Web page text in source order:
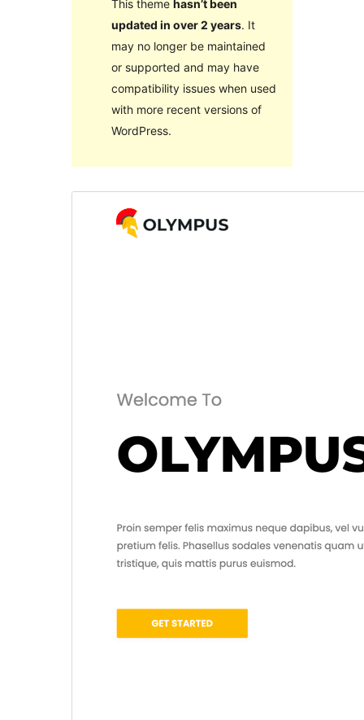
This theme hasn’t been
updated in over 2 years. It
may no longer be maintained
or supported and may have
compatibility issues when used
with more recent versions of
WordPress.